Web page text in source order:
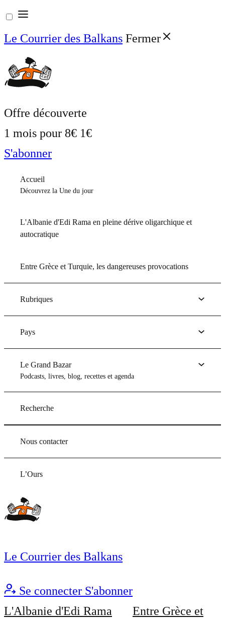
Aller
au
contenu
Le Courrier des Balkans Fermer
Offre découverte
1 mois pour 8€ 1€
S'abonner
Accueil
Découvrez la Une du jour
L'Albanie d'Edi Rama en pleine dérive oligarchique et
autocratique
Entre Grèce et Turquie, les dangereuses provocations
Rubriques
Pays
Le Grand Bazar
Podcasts, livres, blog, recettes et agenda
Recherche
Nous contacter
L’Ours
Le Courrier des Balkans
Se connecter S'abonner
L'Albanie d'Edi Rama
Entre Grèce et